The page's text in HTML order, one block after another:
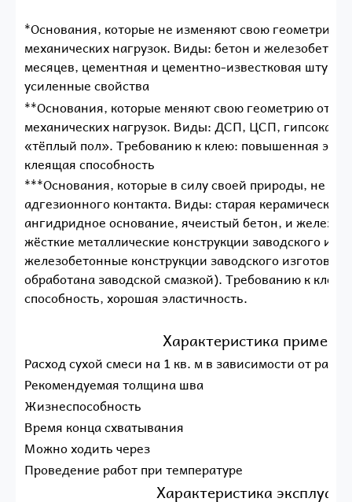
*Основания, которые не изменяют свою геометрию
механических нагрузок. Виды: бетон и железобетон
месяцев, цементная и цементно-известковая
усиленные свойства
**Основания, которые меняют свою геометрию от
механических нагрузок. Виды: ДСП, ЦСП,
«тёплый пол». Требованию к клею: повышенная
клеящая способность
***Основания, которые в силу своей природы, не
адгезионного контакта. Виды: старая керамическая
ангидридное основание, ячеистый бетон, и
жёсткие металлические конструкции заводского
железобетонные конструкции заводского
обработана заводской смазкой). Требованию к
способность, хорошая эластичность.
Характеристика
Расход сухой смеси на 1 кв. м в зависимости от
Рекомендуемая толщина шва
Жизнеспособность
Время конца схватывания
Можно ходить через
Проведение работ при температуре
Характеристика